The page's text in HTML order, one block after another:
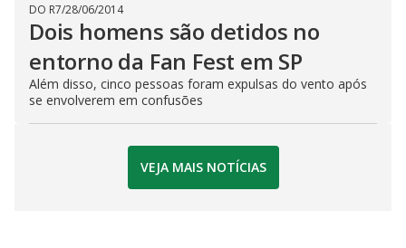
DO R7/28/06/2014
Dois homens são detidos no
entorno da Fan Fest em SP
Além disso, cinco pessoas foram expulsas do vento após
se envolverem em confusões
VEJA MAIS NOTÍCIAS